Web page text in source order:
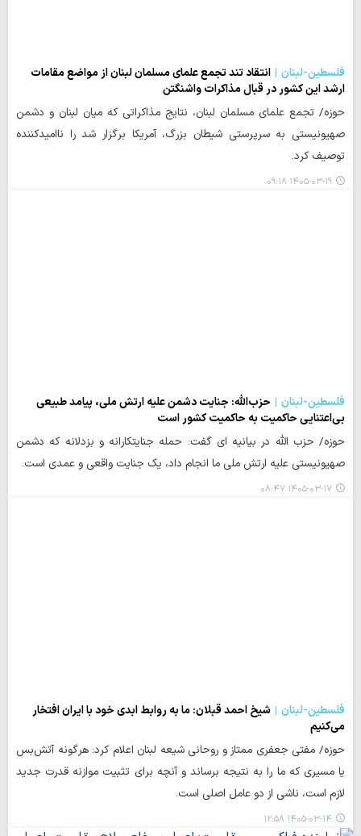
فلسطین-لبنان
انتقاد تند تجمع علمای مسلمان لبنان از مواضع مقامات
ارشد این کشور در قبال مذاکرات واشنگتن
حوزه/ تجمع علمای مسلمان لبنان، نتایج مذاکراتی که میان لبنان و دشمن
صهیونیستی به سرپرستی شیطان بزرگ، آمریکا برگزار شد را ناامیدکننده
توصیف کرد.
۱۴۰۵-۰۳-۱۹ ۰۹:۱۸
فلسطین-لبنان
حزب‌الله: جنایت دشمن علیه ارتش ملی، پیامد طبیعی
بی‌اعتنایی حاکمیت به حاکمیت کشور است
حوزه/ حزب الله در بیانیه ای گفت: حمله جنایتکارانه و بزدلانه که دشمن
صهیونیستی علیه ارتش ملی ما انجام داد، یک جنایت واقعی و عمدی است.
۱۴۰۵-۰۳-۱۷ ۰۸:۴۷
فلسطین-لبنان
شیخ احمد قبلان: ما به روابط ابدی خود با ایران افتخار
می‌کنیم
حوزه/ مفتی جعفری ممتاز و روحانی شیعه لبنان اعلام کرد: هرگونه آتش‌بس
یا مسیری که ما را به نتیجه برساند و آنچه برای تثبیت موازنه قدرت جدید
لازم است، ناشی از دو عامل اصلی است.
۱۴۰۵-۰۳-۱۴ ۱۲:۵۸